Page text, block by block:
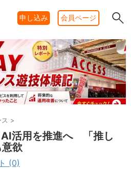
申し込み 会員ページ
>
活用を推進へ 「推し
意欲
(0)